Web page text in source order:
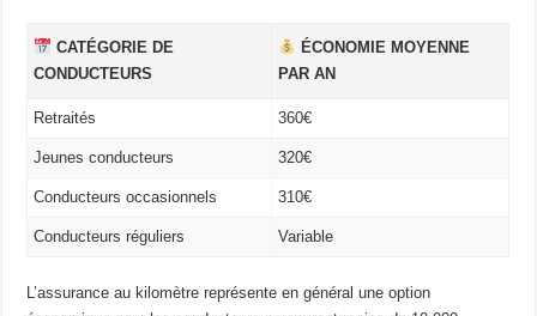
CATÉGORIE DE
CONDUCTEURS
ÉCONOMIE MOYENNE
PAR AN
Retraités 360€
Jeunes conducteurs 320€
Conducteurs occasionnels 310€
Conducteurs réguliers Variable
L’assurance au kilomètre représente en général une option